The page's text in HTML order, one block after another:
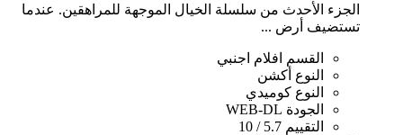
الجزء الأحدث من سلسلة الخيال الموجهة للمراهقين. عندما
تستضيف أرض ...
القسم
افلام اجنبي
النوع أكشن
النوع كوميدي
الجودة WEB-DL
التقييم 5.7 / 10